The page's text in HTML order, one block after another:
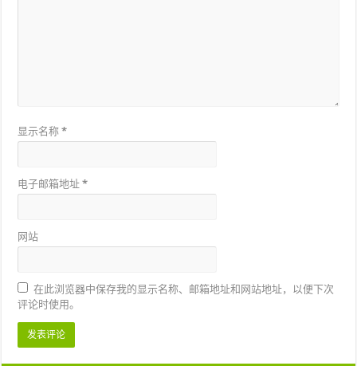
显示名称*
电子邮箱地址*
网站
在此浏览器中保存我的显示名称、邮箱地址和网站地址，以便下次
评论时使用。